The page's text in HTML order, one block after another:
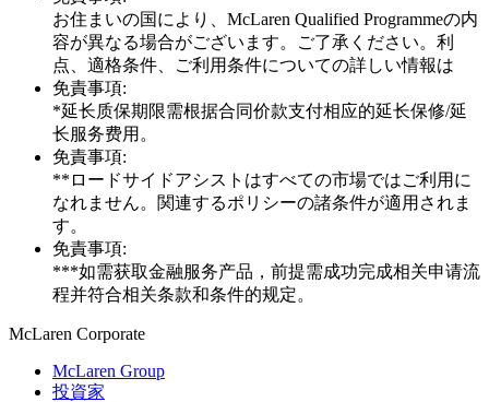
お住まいの国により、McLaren Qualified Programmeの内
容が異なる場合がございます。ご了承ください。利
点、適格条件、ご利用条件についての詳しい情報は
免責事項:
*延长质保期限需根据合同价款支付相应的延长保修/延
长服务费用。
免責事項:
**ロードサイドアシストはすべての市場ではご利用に
なれません。関連するポリシーの諸条件が適用されま
す。
免責事項:
***如需获取金融服务产品，前提需成功完成相关申请流
程并符合相关条款和条件的规定。
McLaren Corporate
McLaren Group
投資家